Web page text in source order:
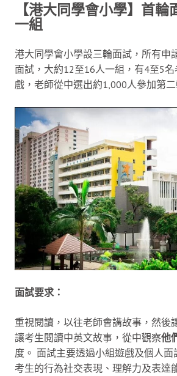
【港大同學會小學】首輪
一組
港大同學會小學設三輪面試，所有申
面試，大約12至16人一組，有4至5
戲，老師從中選出約1,000人參加第二
面試要求：
重視閱讀，以往老師會講故事，然後
讓考生閱讀中英文故事，從中觀察他
度。 面試主要透過小組遊戲及個人
考生的行為社交表現、理解力及表達